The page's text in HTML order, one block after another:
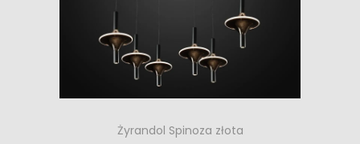
Żyrandol Spinoza złota